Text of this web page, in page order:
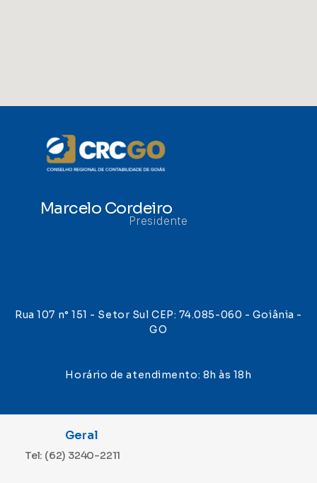
Marcelo Cordeiro
Presidente
Rua 107 n° 151 - Setor Sul CEP: 74.085-060 - Goiânia -
GO
Horário de atendimento: 8h às 18h
Geral
Tel: (62) 3240-2211